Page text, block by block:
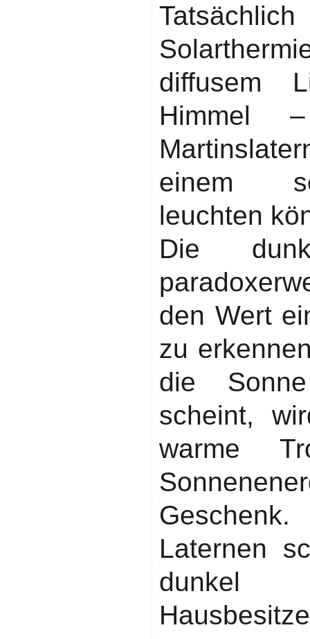
diffusem
Himmel
einem
leuchten
Die
den Wert
zu
die
scheint,
warme
Laternen
dunkel